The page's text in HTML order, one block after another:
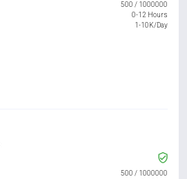
500 / 1000000
0-12 Hours
1-10K/Day
500 / 1000000